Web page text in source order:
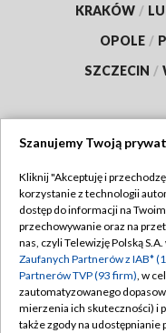
KRAKÓW /
OPOLE /
SZCZECIN /
Abonament TVP
Emisja w TVP
Centrum informacji
Naziemna Telewizja
Szanujemy Twoją
Kliknij "Akceptuję i
korzystanie z technologii
dostęp do informacji na
przechowywanie oraz na
nas, czyli Telewizję Polską
Zaufanych Partnerów z IAB*
Partnerów TVP (93 firm), w
zautomatyzowanego
mierzenia ich skuteczności) i
także zgody na udostępnianie